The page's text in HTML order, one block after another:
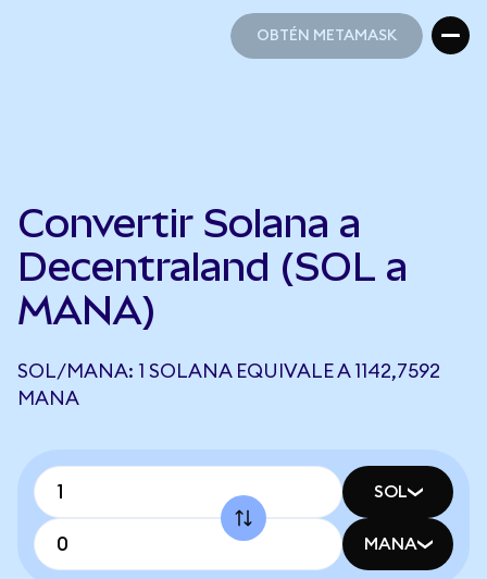
OBTÉN METAMASK
Convertir Solana a
Decentraland (SOL a
MANA)
SOL/MANA: 1 SOLANA EQUIVALE A 1142,7592
MANA
SOL
MANA